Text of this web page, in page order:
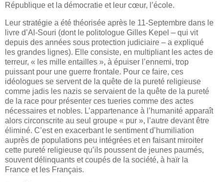
République et la démocratie et leur cœur, l’école.
Leur stratégie a été théorisée après le 11-Septembre dans le
livre d’Al-Souri (dont le politologue Gilles Kepel – qui vit
depuis des années sous protection judiciaire – a expliqué
les grandes lignes). Elle consiste, en multipliant les actes de
terreur, « les mille entailles », à épuiser l’ennemi, trop
puissant pour une guerre frontale. Pour ce faire, ces
idéologues se servent de la quête de la pureté religieuse
comme jadis les nazis se servaient de la quête de la pureté
de la race pour présenter ces tueries comme des actes
nécessaires et nobles. L’appartenance à l’humanité apparaît
alors circonscrite au seul groupe « pur », l’autre devant être
éliminé. C’est en exacerbant le sentiment d’humiliation
auprès de populations peu intégrées et en faisant miroiter
cette pureté religieuse qu’ils poussent de jeunes paumés,
souvent délinquants et coupés de la société, à haïr la
France et les Français.